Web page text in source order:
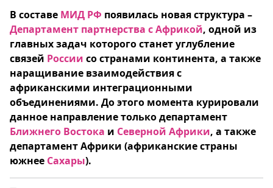
В составе МИД РФ появилась новая структура –
Департамент партнерства с Африкой, одной из
главных задач которого станет углубление
связей России со странами континента, а также
наращивание взаимодействия с
африканскими интеграционными
объединениями. До этого момента курировали
данное направление только департамент
Ближнего Востока и Северной Африки, а также
департамент Африки (африканские страны
южнее Сахары).